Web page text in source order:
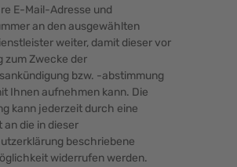
E-Mail-Adresse und
an den ausgewählten
weiter, damit dieser vor
zum Zwecke der
bzw. -abstimmung
Ihnen aufnehmen kann. Die
kann jederzeit durch eine
die in dieser
beschriebene
widerrufen werden.